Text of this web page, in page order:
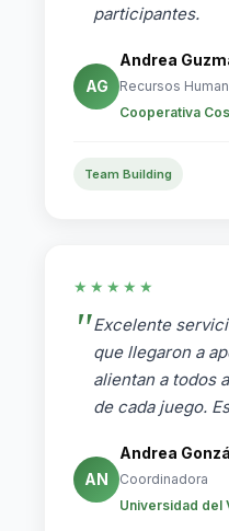
participantes.
AG
Andrea
Recursos
Cooperativa
Team Building
★★★★★
Excelente
que llegaron a
alientan a todos
de cada juego.
AN
Andrea
Coordinadora
Universidad del